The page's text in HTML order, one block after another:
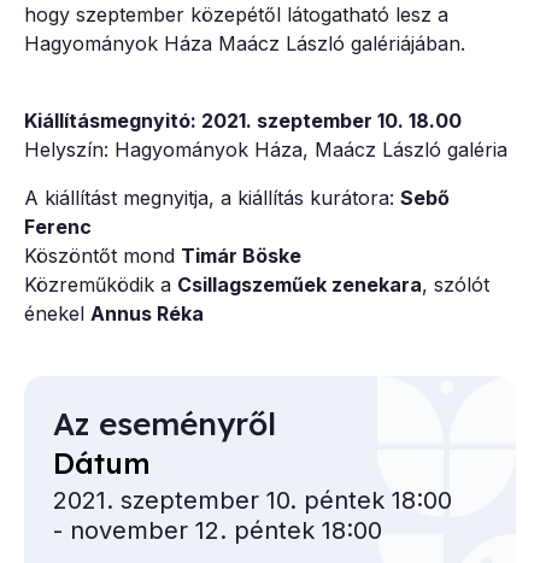
hogy szeptember közepétől látogatható lesz a
Hagyományok Háza Maácz László galériájában.
Kiállításmegnyitó: 2021. szeptember 10. 18.00
Helyszín: Hagyományok Háza, Maácz László galéria
A kiállítást megnyitja, a kiállítás kurátora: Sebő
Ferenc
Köszöntőt mond Timár Böske
Közreműködik a Csillagszeműek zenekara, szólót
énekel Annus Réka
Az eseményről
Dátum
2021. szeptember 10. péntek 18:00
- november 12. péntek 18:00